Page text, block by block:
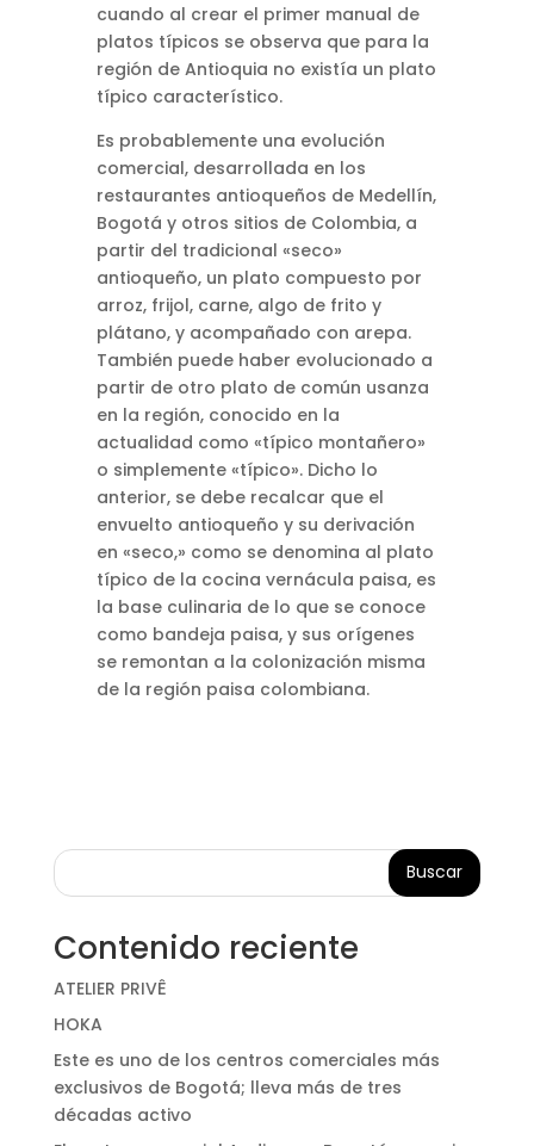
cuando al crear el primer manual de
platos típicos se observa que para la
región de Antioquia no existía un plato
típico característico.
Es probablemente una evolución
comercial, desarrollada en los
restaurantes antioqueños de Medellín,
Bogotá y otros sitios de Colombia, a
partir del tradicional «seco»
antioqueño, un plato compuesto por
arroz, frijol, carne, algo de frito y
plátano, y acompañado con arepa.
También puede haber evolucionado a
partir de otro plato de común usanza
en la región, conocido en la
actualidad como «típico montañero»
o simplemente «típico». Dicho lo
anterior, se debe recalcar que el
envuelto antioqueño y su derivación
en «seco,» como se denomina al plato
típico de la cocina vernácula paisa, es
la base culinaria de lo que se conoce
como bandeja paisa, y sus orígenes
se remontan a la colonización misma
de la región paisa colombiana.
Buscar
Contenido reciente
ATELIER PRIVÊ
HOKA
Este es uno de los centros comerciales más
exclusivos de Bogotá; lleva más de tres
décadas activo